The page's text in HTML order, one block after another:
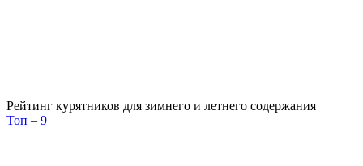
Рейтинг курятников для зимнего и летнего содержания
Топ – 9